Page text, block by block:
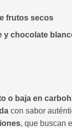
frutos secos
y chocolate
o baja en
con sabor
, que buscan